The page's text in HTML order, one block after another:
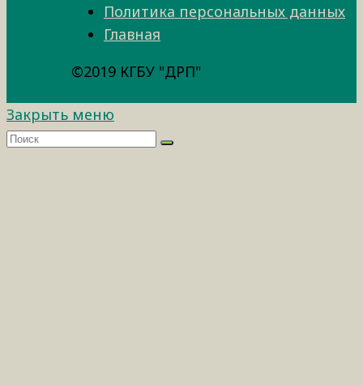
Политика персональных данных
Главная
©2019 КГБУ "ДРП"
Закрыть меню